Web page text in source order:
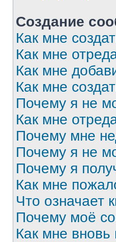
Создание
Как мне
Как мне
Как мне
Как мне
Почему я не
Как мне
Почему мне
Почему я не
Почему я
Как мне
Что означает
Почему моё
Как мне